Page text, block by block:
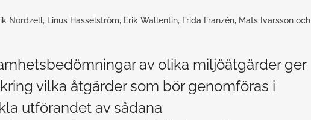
Nordzell, Linus Hasselström, Erik Wallentin, Frida Franzén, Mats Ivarsson och
av olika miljöåtgärder ger
vilka åtgärder som bör genomföras i
utförandet av sådana